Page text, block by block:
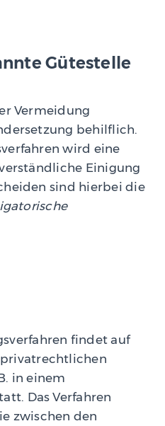
Gütestelle
Vermeidung
behilflich.
wird eine
Einigung
sind hierbei die
findet auf
in einem
Das Verfahren
zwischen den